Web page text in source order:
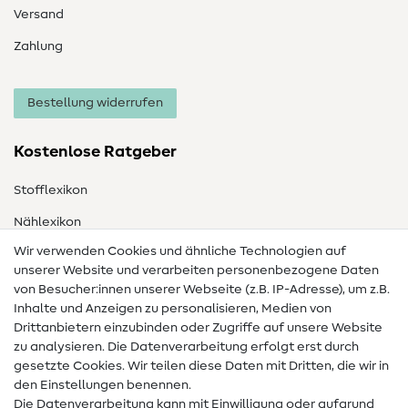
Versand
Zahlung
Bestellung widerrufen
Kostenlose Ratgeber
Stofflexikon
Nählexikon
Nähanleitungen
Hilfe & Kontakt
Kontakt
Infos zum Betreiberwechsel
FAQ
Wir verwenden Cookies und ähnliche Technologien auf
unserer Website und verarbeiten personenbezogene Daten
von Besucher:innen unserer Webseite (z.B. IP-Adresse), um z.B.
Inhalte und Anzeigen zu personalisieren, Medien von
Drittanbietern einzubinden oder Zugriffe auf unsere Website
zu analysieren. Die Datenverarbeitung erfolgt erst durch
gesetzte Cookies. Wir teilen diese Daten mit Dritten, die wir in
den Einstellungen benennen.
Die Datenverarbeitung kann mit Einwilligung oder aufgrund